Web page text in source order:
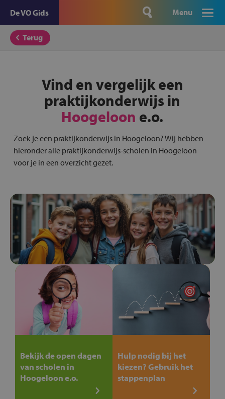
De VO Gids Menu
Terug
Vind en vergelijk een
praktijkonderwijs in
Hoogeloon e.o.
Zoek je een praktijkonderwijs in Hoogeloon? Wij hebben
hieronder alle praktijkonderwijs-scholen in Hoogeloon
voor je in een overzicht gezet.
Bekijk de open dagen
van scholen in
Hoogeloon e.o.
Hulp nodig bij het
kiezen? Gebruik het
stappenplan